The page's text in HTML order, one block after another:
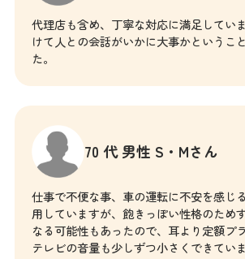
代理店も含め、丁寧な対応に満足してい
けて人との会話がいかに大事かというこ
た。
70 代 男性 S・Mさん
仕事で不便な事、車の運転に不安を感じ
用していますが、飽きっぽい性格のため
なる可能性もあったので、耳より定額プ
テレビの音量も少しずつ小さくできていま